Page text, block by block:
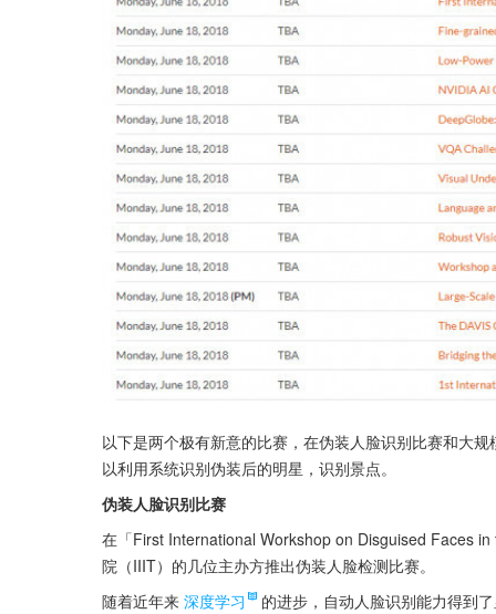
以下是两个极有新意的比赛，在伪装人脸识别比赛和大
以利用系统识别伪装后的明星，识别景点。
伪装人脸识别比赛
在「First International Workshop on Disguised Faces
院（IIIT）的几位主办方推出伪装人脸检测比赛。
随着近年来 深度学习
的进步，自动人脸识别能力得到